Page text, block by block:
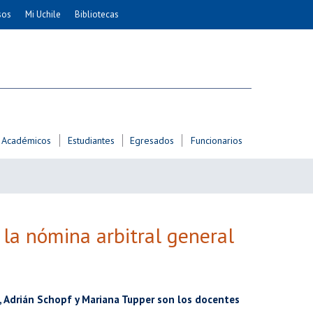
Odontología
de
Bachillerato
Mi Uchile Bibliotecas
Académicos Estudiantes Egresados Funcionarios
nómina arbitral general
Schopf y Mariana Tupper son los docentes